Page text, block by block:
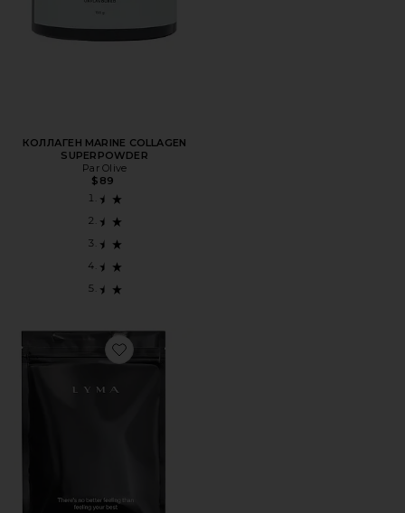
КОЛЛАГЕН MARINE COLLAGEN
SUPERPOWDER
Par Olive
$89
Favorite ПОПОЛНЕНИЕ ЗАПАСА ДОБАВОК НА 30 ДНЕЙ